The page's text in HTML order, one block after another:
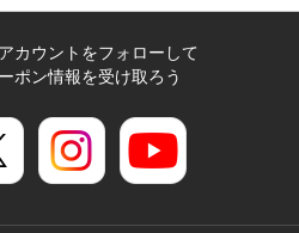
カウントをフォローして
ポン情報を受け取ろう